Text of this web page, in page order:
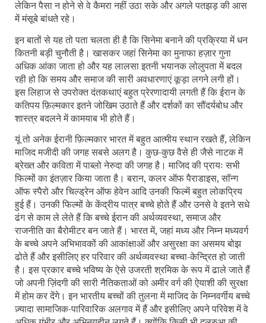
लेकिन पैसा न होने से वे कैमरा नहीं उठा सके और अगले पतझड़ की आस
में मंसूबे बांधते रहे।
इन बातों से यह तो पता चलता ही है कि सिनेमा बनाने की प्रक्रिया में धन
कितनी बड़ी चुनौती है। खासकर जहां सिनेमा का मुनाफा हज़ार गुना
अधिक आंका जाता हो और यह लालसा इतनी भयानक लोलुपता में बदल
रही हो कि समय और समाज की सारी अवधारणाएं कूड़ा लगने लगी हों।
इस लिहाज से उपरोक्त दंतकथाएं बहुत प्रेरणादायी लगती हैं कि ईरान के
कतिपय फ़िल्मकार इतने जोखिम उठाते हैं और दर्शकों का सौंदर्यबोध और
शास्त्र बदलने में कामयाब भी होते हैं।
यूं तो अनेक ईरानी फ़िल्मकार भारत में बहुत आत्मीय स्थान रखते हैं, लेकिन
माजिद मजीदी की जगह सबसे अलग है। कुछ-कुछ वैसे ही जैसे नाटक में
ब्रेख्त और कविता में पाब्लो नेरुदा की जगह है। माजिद की प्रायः सभी
फिल्मों का इंतज़ार किया जाता है। बरान,कलर ऑफ पैराडाइस,सॉन्ग
ऑफ स्‍पैरो और चिल्ड्रेन ऑफ हेवेन आदि उनकी फिल्में बहुत लोकप्रिय
हुई हैं। उनकी फिल्मों के केंद्रीय पात्र बच्चे होते हैं और उनसे वे इतने सधे
ढंग से काम ले लेते हैं कि बच्चे ईरान की अर्थव्यवस्था,समाज और
राजनीति का बैरोमीटर बन जाते हैं। भारत में,जहां मध्य और निम्न मध्यवर्ग
के बच्चे अपने अभिभावकों की आकांक्षाओं और असुरक्षा का असमय बोझ
ढोते हैं और इसीलिए हर परिवार की अर्थव्यवस्था बच्चा-केन्द्रित हो जाती
है। इस प्रकार बच्चे भविष्य के ऐसे उजरती श्रमिक के रूप में ढाले जाते हैं
जो अपनी ज़िंदगी की सारी नैतिकताओं को अमीर वर्ग की ऐयाशी की सुरक्षा
में होम कर देंगे। इन भारतीय बच्चों की तुलना में माजिद के निम्नवर्गीय बच्चे
ज़्यादा सामाजिक-पारिवारिक अलगाव में हैं और इसीलिए अपने परिवेश में वे